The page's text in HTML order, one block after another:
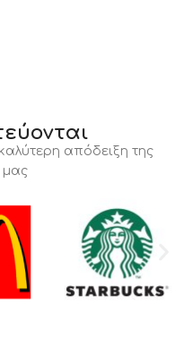
απόδειξη της
μας